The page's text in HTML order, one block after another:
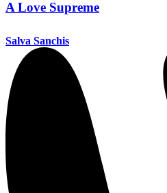
A Love Supreme
Salva Sanchis